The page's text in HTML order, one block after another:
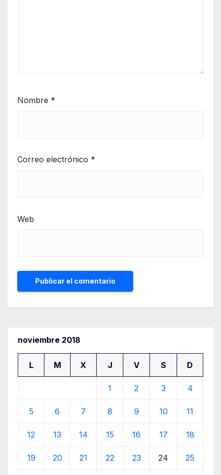
Nombre *
Correo electrónico *
Web
noviembre 2018
L M X J V S D
1 2 3 4
5 6 7 8 9 10 11
12 13 14 15 16 17 18
19 20 21 22 23 24 25